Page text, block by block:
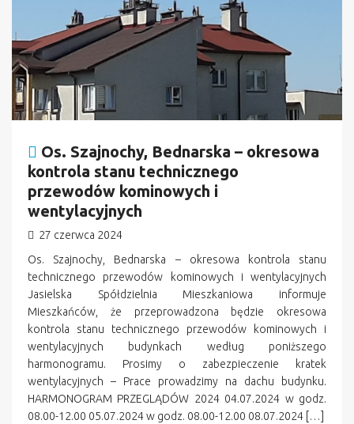
Os. Szajnochy, Bednarska – okresowa
kontrola stanu technicznego
przewodów kominowych i
wentylacyjnych
27 czerwca 2024
Os. Szajnochy, Bednarska – okresowa kontrola stanu
technicznego przewodów kominowych i wentylacyjnych
Jasielska Spółdzielnia Mieszkaniowa informuje
Mieszkańców, że przeprowadzona będzie okresowa
kontrola stanu technicznego przewodów kominowych i
wentylacyjnych budynkach według poniższego
harmonogramu. Prosimy o zabezpieczenie kratek
wentylacyjnych – Prace prowadzimy na dachu budynku.
HARMONOGRAM PRZEGLĄDÓW 2024 04.07.2024 w godz.
08.00-12.00 05.07.2024 w godz. 08.00-12.00 08.07.2024 […]